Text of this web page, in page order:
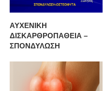
ΑΥΧΕΝΙΚΗ
ΔΙΣΚΑΡΘΡΟΠΑΘΕΙΑ –
ΣΠΟΝΔΥΛΩΣΗ